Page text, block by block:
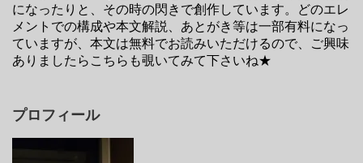
になったりと、その時の閃きで創作しています。どのエレ
メントでの構成や本文解説、あとがき等は一部有料になっ
ていますが、本文は無料でお読みいただけるので、ご興味
ありましたらこちらも覗いてみて下さいね★
プロフィール